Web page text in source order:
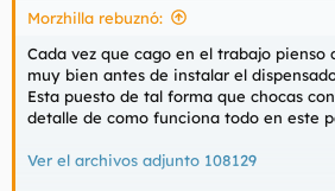
Avenida Burjassot (al parecer buscando
comunicados por guardas de seguridad
por las vías del tranvía y
Consum:
Ver el archivos adjunto 108119
parte de la parada avanzando entre la
Morzhilla rebuznó:
Cada vez que cago en el trabajo pienso
muy bien antes de instalar el
Esta puesto de tal forma que chocas
detalle de como funciona todo en este
Ver el archivos adjunto 108129